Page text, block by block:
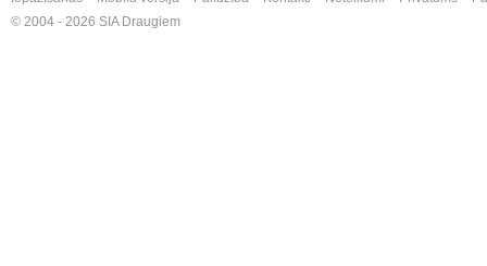
© 2004 - 2026 SIA Draugiem